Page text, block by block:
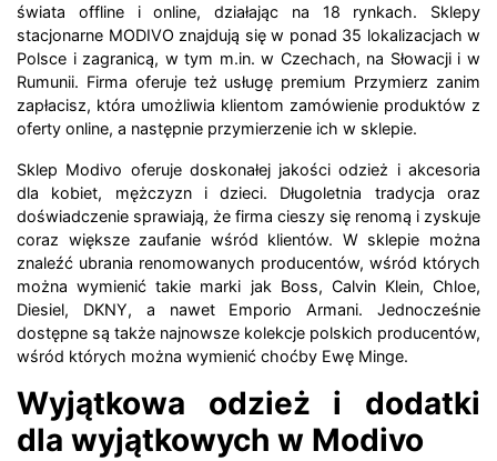
świata offline i online, działając na 18 rynkach. Sklepy
stacjonarne MODIVO znajdują się w ponad 35 lokalizacjach w
Polsce i zagranicą, w tym m.in. w Czechach, na Słowacji i w
Rumunii. Firma oferuje też usługę premium Przymierz zanim
zapłacisz, która umożliwia klientom zamówienie produktów z
oferty online, a następnie przymierzenie ich w sklepie.
Sklep Modivo oferuje doskonałej jakości odzież i akcesoria
dla kobiet, mężczyzn i dzieci. Długoletnia tradycja oraz
doświadczenie sprawiają, że firma cieszy się renomą i zyskuje
coraz większe zaufanie wśród klientów. W sklepie można
znaleźć ubrania renomowanych producentów, wśród których
można wymienić takie marki jak Boss, Calvin Klein, Chloe,
Diesiel, DKNY, a nawet Emporio Armani. Jednocześnie
dostępne są także najnowsze kolekcje polskich producentów,
wśród których można wymienić choćby Ewę Minge.
Wyjątkowa odzież i dodatki
dla wyjątkowych w Modivo